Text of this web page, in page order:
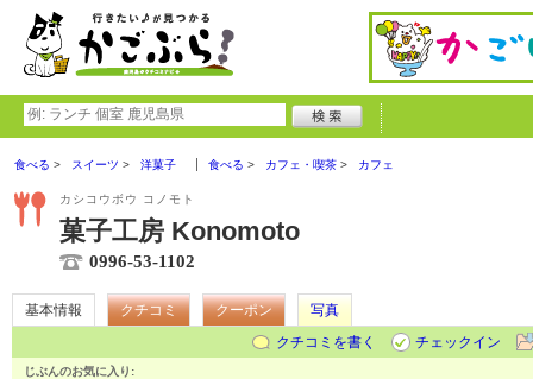
食べる スイーツ 洋菓子 食べる カフェ・喫茶 カフェ
カシコウボウ コノモト
菓子工房 Konomoto
0996-53-1102
基本情報 クチコミ クーポン
写真
クチコミを書く
チェックイン
じぶんのお気に入り: